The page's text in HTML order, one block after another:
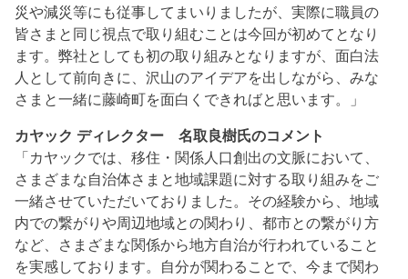
災や減災等にも従事してまいりましたが、実際に職員の
皆さまと同じ視点で取り組むことは今回が初めてとなり
ます。弊社としても初の取り組みとなりますが、面白法
人として前向きに、沢山のアイデアを出しながら、みな
さまと一緒に藤崎町を面白くできればと思います。」
カヤック ディレクター 名取良樹氏のコメント
「カヤックでは、移住・関係人口創出の文脈において、
さまざまな自治体さまと地域課題に対する取り組みをご
一緒させていただいておりました。その経験から、地域
内での繋がりや周辺地域との関わり、都市との繋がり方
など、さまざまな関係から地方自治が行われていること
を実感しております。自分が関わることで、今まで関わ